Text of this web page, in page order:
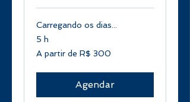
Carregando os dias...
5 h
A
partir
A partir de R$ 300
Agendar